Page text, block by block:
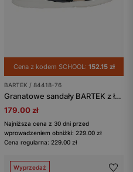
Cena z kodem SCHOOL: 152.15 zł
BARTEK / 84418-76
Granatowe sandały BARTEK z łączonych skór 84418-76
179.00 zł
Najniższa cena z 30 dni przed
wprowadzeniem obniżki: 229.00 zł
Cena regularna: 229.00 zł
Wyprzedaż